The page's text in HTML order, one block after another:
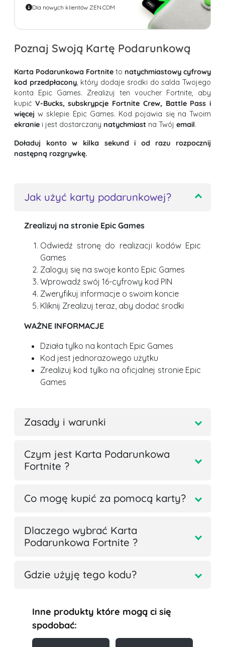
Dla nowych klientów ZEN.COM
Poznaj Swoją Kartę Podarunkową
Karta Podarunkowa Fortnite to natychmiastowy cyfrowy
kod przedpłacony, który dodaje środki do salda Twojego
konta Epic Games. Zrealizuj ten voucher Fortnite, aby
kupić V-Bucks, subskrypcje Fortnite Crew, Battle Pass i
więcej w sklepie Epic Games. Kod pojawia się na Twoim
ekranie i jest dostarczany natychmiast na Twój email.
Doładuj konto w kilka sekund i od razu rozpocznij
następną rozgrywkę.
Jak użyć karty podarunkowej?
Zrealizuj na stronie Epic Games
Odwiedź stronę do realizacji kodów Epic
Games
Zaloguj się na swoje konto Epic Games
Wprowadź swój 16-cyfrowy kod PIN
Zweryfikuj informacje o swoim koncie
Kliknij Zrealizuj teraz, aby dodać środki
WAŻNE INFORMACJE
Działa tylko na kontach Epic Games
Kod jest jednorazowego użytku
Zrealizuj kod tylko na oficjalnej stronie Epic
Games
Zasady i warunki
Czym jest Karta Podarunkowa
Fortnite ?
Co mogę kupić za pomocą karty?
Dlaczego wybrać Karta
Podarunkowa Fortnite ?
Gdzie użyję tego kodu?
Inne produkty które mogą ci się
spodobać: